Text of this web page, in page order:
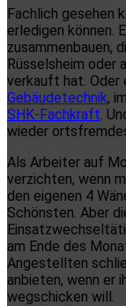
Fachlich gesehen
erledigen können.
zusammenbauen,
Rüsselsheim oder
verkauft hat. Oder
Gebäudetechnik,
SHK-Fachkraft.
wieder
Als Arbeiter auf
verzichten, wenn
den eigenen 4
Schönsten. Aber
am Ende des
Angestellten
anbieten, wenn er
wegschicken will.